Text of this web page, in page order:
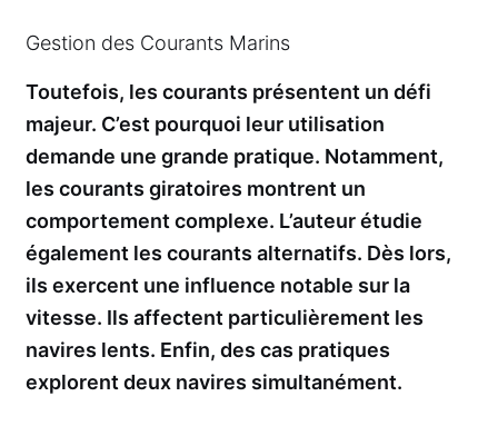
Gestion des Courants Marins
Toutefois, les courants présentent un défi
majeur. C’est pourquoi leur utilisation
demande une grande pratique. Notamment,
les courants giratoires montrent un
comportement complexe. L’auteur étudie
également les courants alternatifs. Dès lors,
ils exercent une influence notable sur la
vitesse. Ils affectent particulièrement les
navires lents. Enfin, des cas pratiques
explorent deux navires simultanément.